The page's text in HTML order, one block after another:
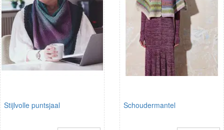
Stijlvolle puntsjaal Schoudermantel